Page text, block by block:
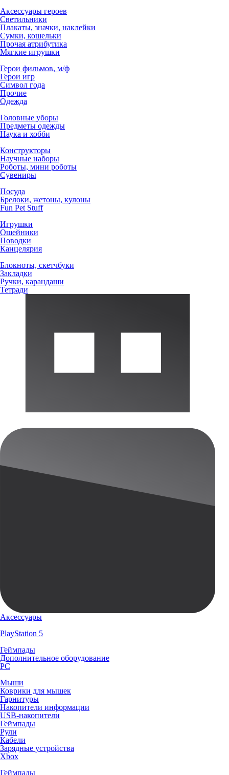
Аксессуары героев
Светильники
Плакаты, значки, наклейки
Сумки, кошельки
Прочая атрибутика
Мягкие игрушки
Герои фильмов, м/ф
Герои игр
Символ года
Прочие
Одежда
Головные уборы
Предметы одежды
Наука и хобби
Конструкторы
Научные наборы
Роботы, мини роботы
Сувениры
Посуда
Брелоки, жетоны, кулоны
Fun Pet Stuff
Игрушки
Ошейники
Поводки
Канцелярия
Блокноты, скетчбуки
Закладки
Ручки, карандаши
Тетради
Аксессуары
PlayStation 5
Геймпады
Дополнительное оборудование
PC
Мыши
Коврики для мышек
Гарнитуры
Накопители информации
USB-накопители
Геймпады
Рули
Кабели
Зарядные устройства
Xbox
Геймпады